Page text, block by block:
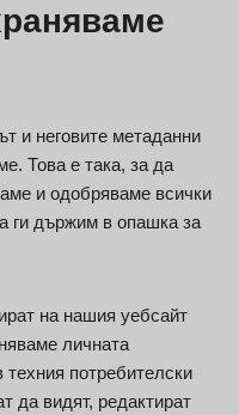
и неговите метаданни
Това е така, за да
и одобряваме всички
ги държим в опашка за
на нашия уебсайт
личната
потребителски
да видят, редактират